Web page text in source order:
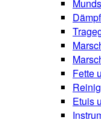
Fette
Etuis